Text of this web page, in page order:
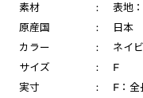
素材
:
表地
原産国
:
日本
カラー
:
ネイ
サイズ
:
F
実寸
: F：全